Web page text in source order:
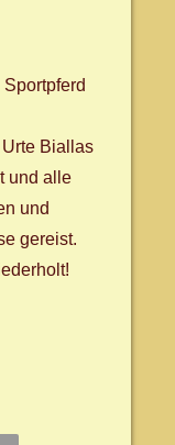
Biallas
und alle
und
gereist.